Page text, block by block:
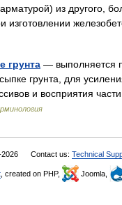
из другого,
изготовлении
грунта — выполняется
грунта, для
и восприятия
Contact us: Technical
, created on PHP, Joomla,